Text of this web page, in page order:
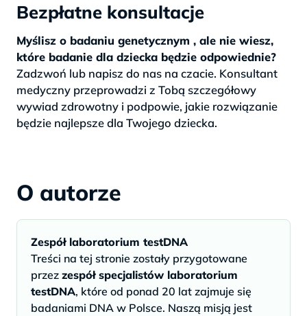
Bezpłatne konsultacje
Myślisz o badaniu genetycznym , ale nie wiesz,
które badanie dla dziecka będzie odpowiednie?
Zadzwoń lub napisz do nas na czacie. Konsultant
medyczny przeprowadzi z Tobą szczegółowy
wywiad zdrowotny i podpowie, jakie rozwiązanie
będzie najlepsze dla Twojego dziecka.
O autorze
Zespół laboratorium testDNA
Treści na tej stronie zostały przygotowane
przez zespół specjalistów laboratorium
testDNA, które od ponad 20 lat zajmuje się
badaniami DNA w Polsce. Naszą misją jest